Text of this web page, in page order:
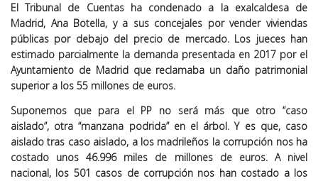
El Tribunal de Cuentas ha condenado a la exalcaldesa de
Madrid, Ana Botella, y a sus concejales por vender viviendas
públicas por debajo del precio de mercado. Los jueces han
estimado parcialmente la demanda presentada en 2017 por el
Ayuntamiento de Madrid que reclamaba un daño patrimonial
superior a los 55 millones de euros.
Suponemos que para el PP no será más que otro “caso
aislado”, otra “manzana podrida” en el árbol. Y es que, caso
aislado tras caso aislado, a los madrileños la corrupción nos ha
costado unos 46.996 miles de millones de euros. A nivel
nacional, los 501 casos de corrupción nos han costado a los